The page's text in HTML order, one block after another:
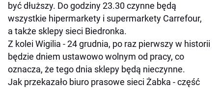
być dłuższy. Do godziny 23.30 czynne będą
wszystkie hipermarkety i supermarkety Carrefour,
a także sklepy sieci Biedronka.
Z kolei Wigilia - 24 grudnia, po raz pierwszy w historii
będzie dniem ustawowo wolnym od pracy, co
oznacza, że tego dnia sklepy będą nieczynne.
Jak przekazało biuro prasowe sieci Żabka - część